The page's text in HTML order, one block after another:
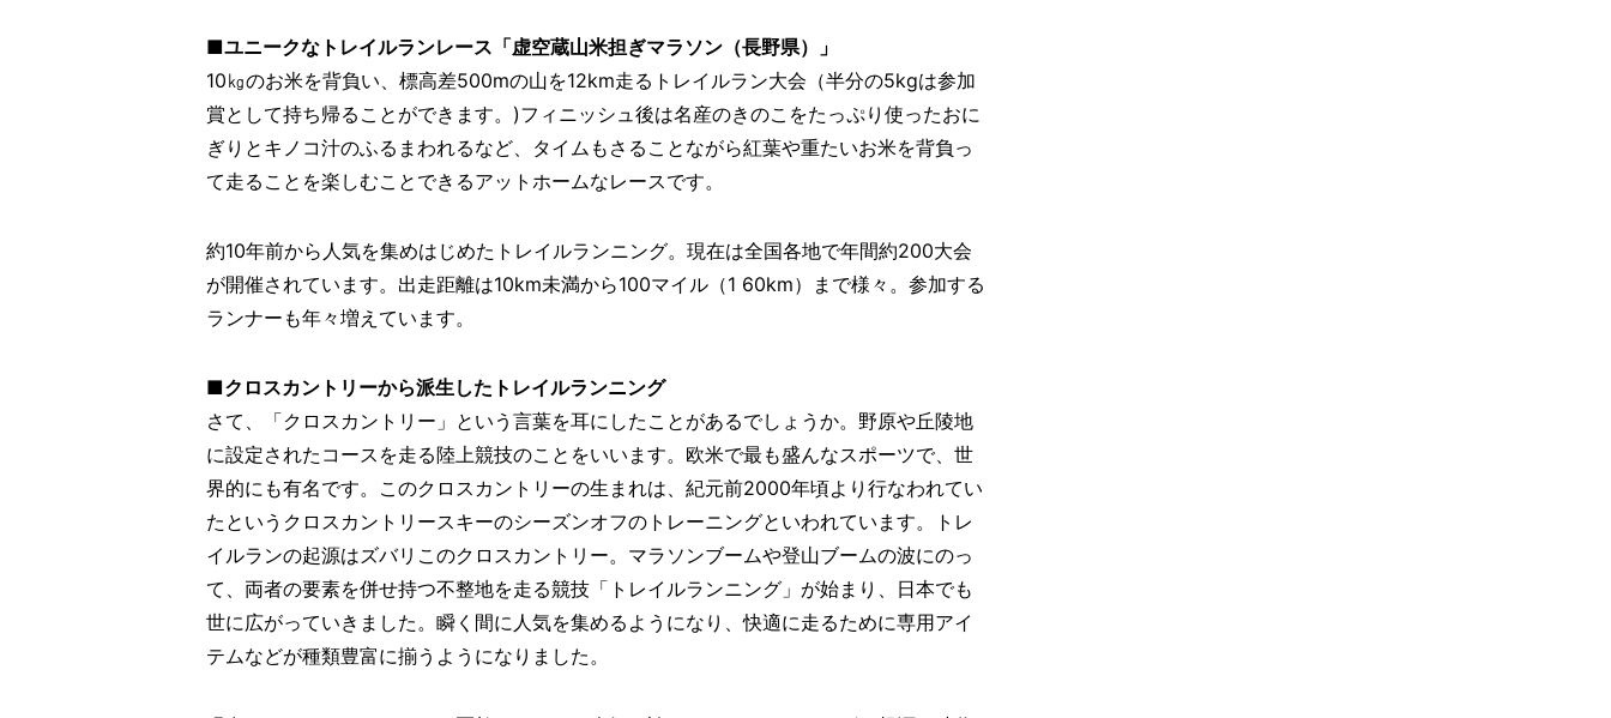
■ユニークなトレイルランレース「虚空蔵山米担ぎマラソン（長野県）」
10㎏のお米を背負い、標高差500mの山を12km走るトレイルラン大会（半分の5kgは参加
賞として持ち帰ることができます。)フィニッシュ後は名産のきのこをたっぷり使ったおに
ぎりとキノコ汁のふるまわれるなど、タイムもさることながら紅葉や重たいお米を背負っ
て走ることを楽しむことできるアットホームなレースです。
約10年前から人気を集めはじめたトレイルランニング。現在は全国各地で年間約200大会
が開催されています。出走距離は10km未満から100マイル（1 60km）まで様々。参加する
ランナーも年々増えています。
■クロスカントリーから派生したトレイルランニング
さて、「クロスカントリー」という言葉を耳にしたことがあるでしょうか。野原や丘陵地
に設定されたコースを走る陸上競技のことをいいます。欧米で最も盛んなスポーツで、世
界的にも有名です。このクロスカントリーの生まれは、紀元前2000年頃より行なわれてい
たというクロスカントリースキーのシーズンオフのトレーニングといわれています。トレ
イルランの起源はズバリこのクロスカントリー。マラソンブームや登山ブームの波にのっ
て、両者の要素を併せ持つ不整地を走る競技「トレイルランニング」が始まり、日本でも
世に広がっていきました。瞬く間に人気を集めるようになり、快適に走るために専用アイ
テムなどが種類豊富に揃うようになりました。